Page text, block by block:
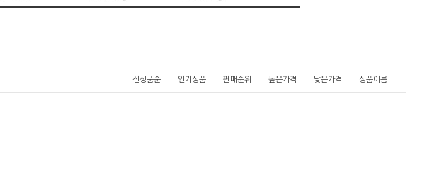
신상품순 인기상품 판매순위 높은가격 낮은가격 상품이름